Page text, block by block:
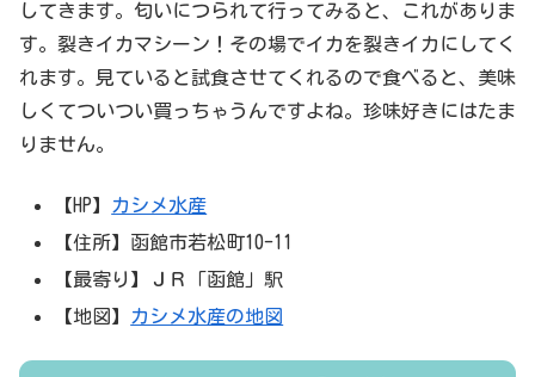
してきます。匂いにつられて行ってみると、これがありま
す。裂きイカマシーン！その場でイカを裂きイカにしてく
れます。見ていると試食させてくれるので食べると、美味
しくてついつい買っちゃうんですよね。珍味好きにはたま
りません。
【HP】
カシメ水産
【住所】函館市若松町10-11
【最寄り】ＪＲ「函館」駅
【地図】
カシメ水産の地図